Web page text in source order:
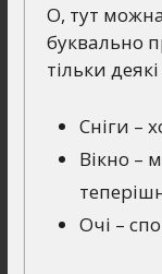
О, тут
буквально
тільки
Сніги –
Вікно –
Очі –